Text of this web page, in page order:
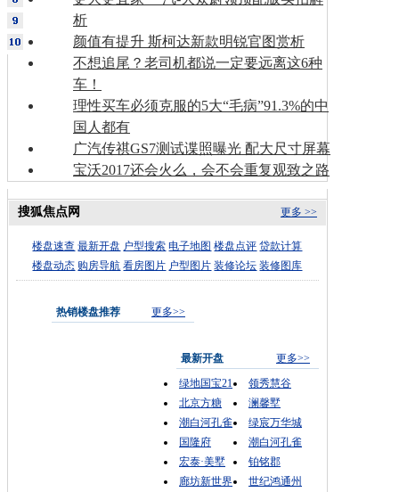
析
颜值有提升 斯柯达新款明锐官图赏析
不想追尾？老司机都说一定要远离这6种
车！
理性买车必须克服的5大“毛病”91.3%的中
国人都有
广汽传祺GS7测试谍照曝光 配大尺寸屏幕
宝沃2017还会火么，会不会重复观致之路
更多 >>
搜狐焦点网
楼盘速查 最新开盘 户型搜索 电子地图 楼盘点评 贷款计算
楼盘动态 购房导航 看房图片 户型图片 装修论坛 装修图库
热销楼盘推荐 更多>>
最新开盘
更多>>
绿地国宝21
领秀慧谷
北京方糖
澜馨墅
潮白河孔雀
绿宸万华城
国隆府
潮白河孔雀
宏泰·美墅
铂铭郡
廊坊新世界
世纪鸿通州